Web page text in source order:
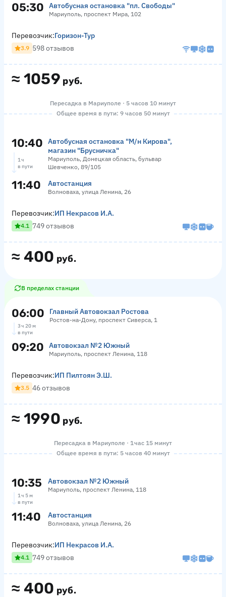
05:30 Автобусная остановка "пл. Свободы"
Мариуполь, проспект Мира, 102
≈ 1059 руб.
Перевозчик:Горизон-Тур
3.9 598 отзывов
Пересадка в Мариуполе · 5 часов 10 минут
Общее время в пути: 9 часов 50 минут
10:40
Автобусная остановка "М/н Кирова",
магазин "Брусничка"
Мариуполь, Донецкая область, бульвар
Шевченко, 89/105
1 ч
в пути
11:40 Автостанция
Волноваха, улица Ленина, 26
≈ 400 руб.
Перевозчик:ИП Некрасов И.А.
4.1 749 отзывов
В пределах станции
06:00 Главный Автовокзал Ростова
Ростов-на-Дону, проспект Сиверса, 1
3 ч 20 м
в пути
09:20 Автовокзал №2 Южный
Мариуполь, проспект Ленина, 118
≈ 1990 руб.
Перевозчик:ИП Пилтоян Э.Ш.
3.5 46 отзывов
Пересадка в Мариуполе · 1 час 15 минут
Общее время в пути: 5 часов 40 минут
10:35 Автовокзал №2 Южный
Мариуполь, проспект Ленина, 118
1 ч 5 м
в пути
11:40 Автостанция
Волноваха, улица Ленина, 26
≈ 400 руб.
Перевозчик:ИП Некрасов И.А.
4.1 749 отзывов